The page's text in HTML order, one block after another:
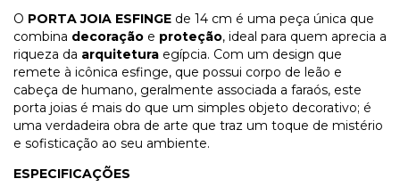
O PORTA JOIA ESFINGE de 14 cm é uma peça única que
combina decoração e proteção, ideal para quem aprecia a
riqueza da arquitetura egípcia. Com um design que
remete à icônica esfinge, que possui corpo de leão e
cabeça de humano, geralmente associada a faraós, este
porta joias é mais do que um simples objeto decorativo; é
uma verdadeira obra de arte que traz um toque de mistério
e sofisticação ao seu ambiente.
ESPECIFICAÇÕES